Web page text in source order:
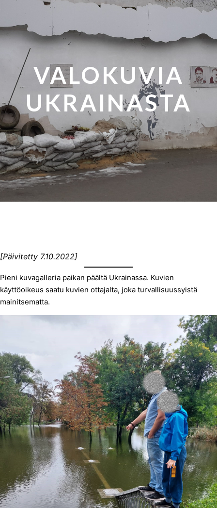
VALOKUVIA
UKRAINASTA
[Päivitetty 7.10.2022]
Pieni kuvagalleria paikan päältä Ukrainassa. Kuvien
käyttöoikeus saatu kuvien ottajalta, joka turvallisuussyistä
mainitsematta.